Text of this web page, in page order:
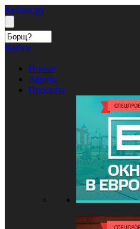
Кублог.ру
Войти
Новые
Афиша
Проекты